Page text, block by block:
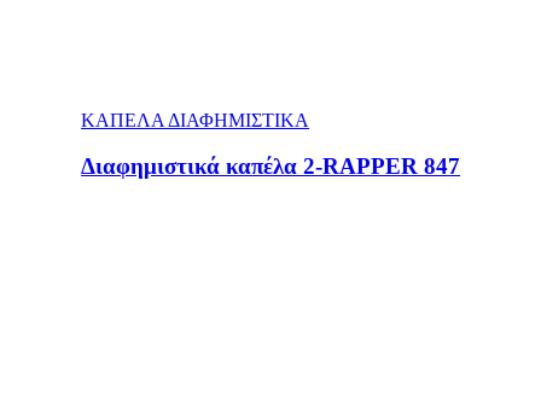
ΚΑΠΕΛΑ ΔΙΑΦΗΜΙΣΤΙΚΑ
Διαφημιστικά καπέλα 2-RAPPER 847